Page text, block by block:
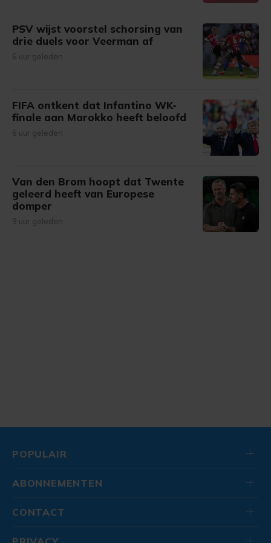
PSV wijst voorstel schorsing van
drie duels voor Veerman af
6 uur geleden
FIFA ontkent dat Infantino WK-
finale aan Marokko heeft beloofd
6 uur geleden
Van den Brom hoopt dat Twente
geleerd heeft van Europese
domper
9 uur geleden
POPULAIR
ABONNEMENTEN
CONTACT